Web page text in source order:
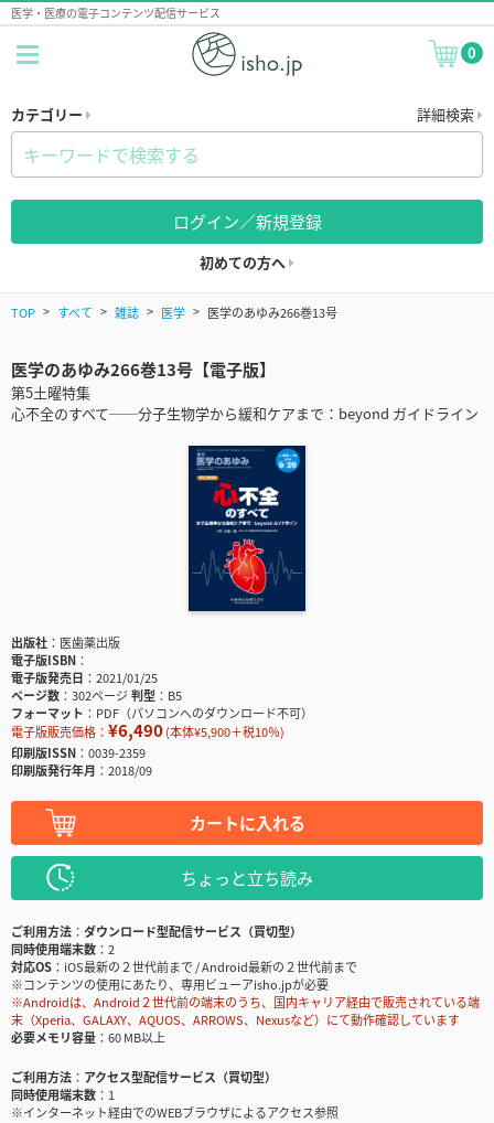
医学・医療の電子コンテンツ配信サービス
0
カテゴリー 詳細検索
ログイン／新規登録
初めての方へ
TOP すべて 雑誌 医学 医学のあゆみ266巻13号
医学のあゆみ266巻13号【電子版】
第5土曜特集
心不全のすべて──分子生物学から緩和ケアまで：beyond ガイドライン
出版社
医歯薬出版
電子版ISBN
電子版発売日
2021/01/25
ページ数
302ページ判型
B5
フォーマット
PDF（パソコンへのダウンロード不可）
電子版販売価格： ¥6,490(本体¥5,900＋税10％)
印刷版ISSN
0039-2359
印刷版発行年月
2018/09
カートに入れる
ちょっと立ち読み
ご利用方法
ダウンロード型配信サービス（買切型）
同時使用端末数
2
対応OS
iOS最新の２世代前まで / Android最新の２世代前まで
※コンテンツの使用にあたり、専用ビューアisho.jpが必要
※Androidは、Android２世代前の端末のうち、国内キャリア経由で販売されている端
末（Xperia、GALAXY、AQUOS、ARROWS、Nexusなど）にて動作確認しています
必要メモリ容量
60 MB以上
ご利用方法
アクセス型配信サービス（買切型）
同時使用端末数
1
※インターネット経由でのWEBブラウザによるアクセス参照